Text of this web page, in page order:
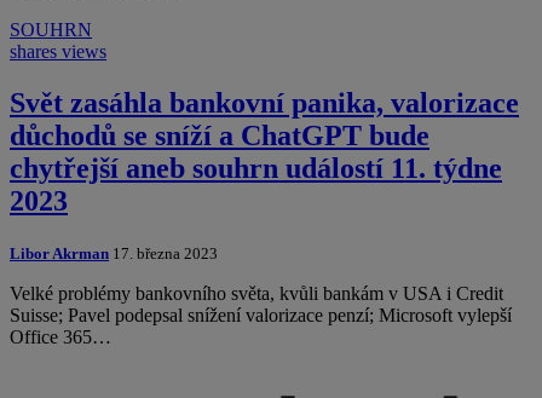
SOUHRN
shares views
Svět zasáhla bankovní panika, valorizace
důchodů se sníží a ChatGPT bude
chytřejší aneb souhrn událostí 11. týdne
2023
Libor Akrman 17. března 2023
Velké problémy bankovního světa, kvůli bankám v USA i Credit
Suisse; Pavel podepsal snížení valorizace penzí; Microsoft vylepší
Office 365…